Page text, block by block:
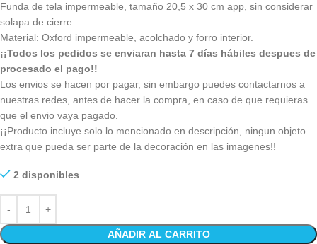
Funda de tela impermeable, tamaño 20,5 x 30 cm app, sin considerar
solapa de cierre.
Material: Oxford impermeable, acolchado y forro interior.
¡¡Todos los pedidos se enviaran hasta 7 días hábiles despues de
procesado el pago!!
Los envios se hacen por pagar, sin embargo puedes contactarnos a
nuestras redes, antes de hacer la compra, en caso de que requieras
que el envio vaya pagado.
¡¡Producto incluye solo lo mencionado en descripción, ningun objeto
extra que pueda ser parte de la decoración en las imagenes!!
2 disponibles
AÑADIR AL CARRITO